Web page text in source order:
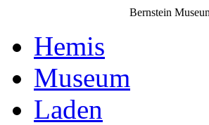
Bernstein
Hemis
Museum
Laden